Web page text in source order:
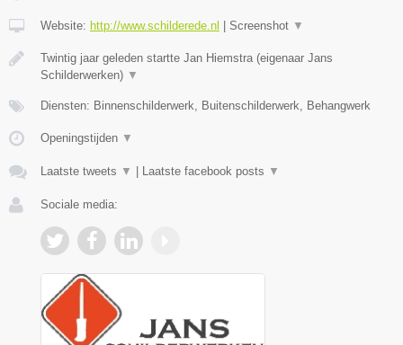
Website: http://www.schilderede.nl Screenshot ▼
Twintig jaar geleden startte Jan Hiemstra (eigenaar Jans
Schilderwerken) ▼
Diensten: Binnenschilderwerk, Buitenschilderwerk, Behangwerk
Openingstijden ▼
Laatste tweets ▼ Laatste facebook posts ▼
Sociale media: